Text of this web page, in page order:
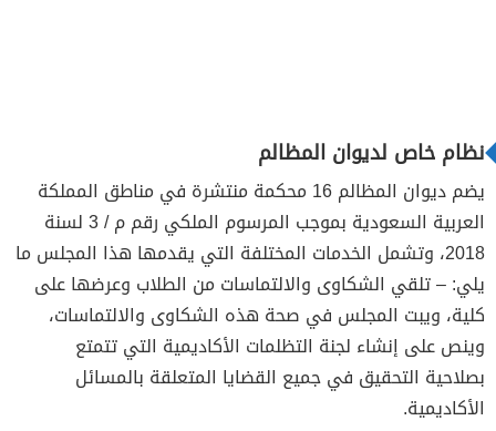
نظام خاص لديوان المظالم
يضم ديوان المظالم 16 محكمة منتشرة في مناطق المملكة
العربية السعودية بموجب المرسوم الملكي رقم م / 3 لسنة
2018، وتشمل الخدمات المختلفة التي يقدمها هذا المجلس ما
يلي: – تلقي الشكاوى والالتماسات من الطلاب وعرضها على
كلية، ويبت المجلس في صحة هذه الشكاوى والالتماسات،
وينص على إنشاء لجنة التظلمات الأكاديمية التي تتمتع
بصلاحية التحقيق في جميع القضايا المتعلقة بالمسائل
الأكاديمية.